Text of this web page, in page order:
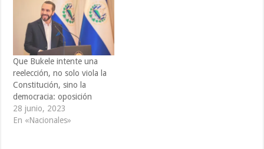
Que Bukele intente una
reelección, no solo viola la
Constitución, sino la
democracia: oposición
28 junio, 2023
En «Nacionales»